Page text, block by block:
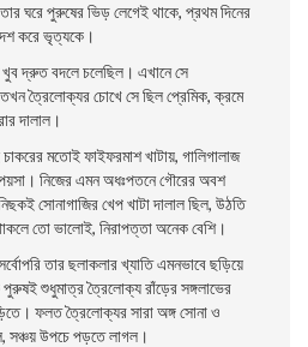
তার ঘরে পুরুষের ভিড় লেগেই থাকে, প্রথম দিনের
করে ভৃত্যকে।
খুব দ্রুত বদলে চলেছিল। এখানে সে
ত্রৈলােক্যর চোখে সে ছিল প্রেমিক, ক্রমে
দালাল।
মতােই ফাইফরমাশ খাটায়, গালিগালাজ
নিজের এমন অধঃপতনে গৌরের অবশ
সােনাগাজির খেপ খাটা দালাল ছিল, উঠতি
তাে ভালােই, নিরাপত্তা অনেক বেশি।
তার ছলাকলার খ্যাতি এমনভাবে ছড়িয়ে
শুধুমাত্র ত্রৈলােক্য রাঁড়ের সঙ্গলাভের
ফলত ত্রৈলােক্যর সারা অঙ্গ সােনা ও
সঞ্চয় উপচে পড়তে লাগল।